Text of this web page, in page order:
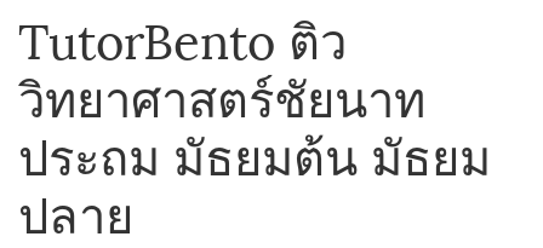
TutorBento ติว
วิทยาศาสตร์ชัยนาท
ประถม มัธยมต้น มัธยม
ปลาย